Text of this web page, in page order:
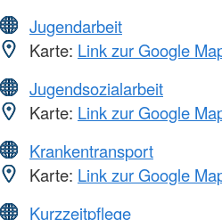
Jugendarbeit
Karte: Link zur Google
Jugendsozialarbeit
Karte: Link zur Google
Krankentransport
Karte: Link zur Google
Kurzzeitpflege